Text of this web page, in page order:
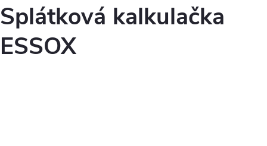
Splátková kalkulačka
ESSOX